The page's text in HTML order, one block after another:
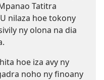
Tatitra
nilaza hoe tokony
ny olona na dia
hoe iza avy ny
noho ny finoany